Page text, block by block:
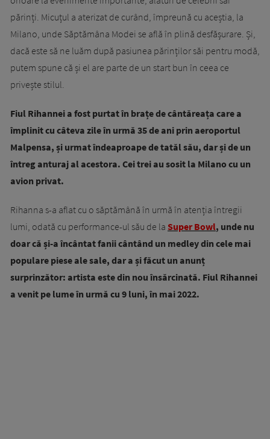
părinți. Micuțul a aterizat de curând, împreună cu aceștia, la
Milano, unde Săptămâna Modei se află în plină desfășurare. Și,
dacă este să ne luăm după pasiunea părinților săi pentru modă,
putem spune că și el are parte de un start bun în ceea ce
privește stilul.
Fiul Rihannei a fost purtat în brațe de cântăreața care a
împlinit cu câteva zile în urmă 35 de ani prin aeroportul
Malpensa, și urmat îndeaproape de tatăl său, dar și de un
întreg anturaj al acestora. Cei trei au sosit la Milano cu un
avion privat.
Rihanna s-a aflat cu o săptămână în urmă în atenția întregii
lumi, odată cu performance-ul său de la Super Bowl, unde nu
doar că și-a încântat fanii cântând un medley din cele mai
populare piese ale sale, dar a și făcut un anunț
surprinzător: artista este din nou însărcinată. Fiul Rihannei
a venit pe lume în urmă cu 9 luni, în mai 2022.